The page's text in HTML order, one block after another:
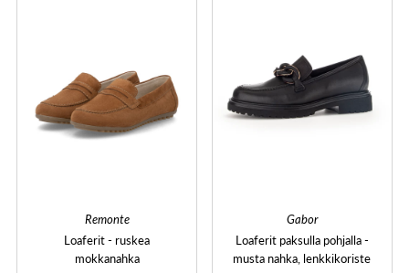
Remonte
Loaferit - ruskea
mokkanahka
Gabor
Loaferit paksulla pohjalla -
musta nahka, lenkkikoriste